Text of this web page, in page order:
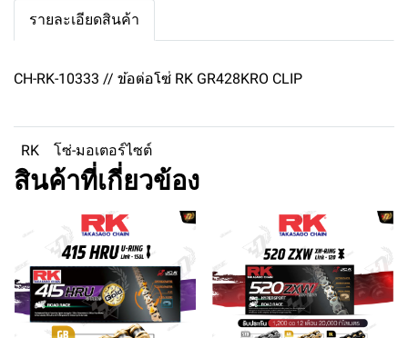
รายละเอียดสินค้า
CH-RK-10333 // ข้อต่อโซ่ RK GR428KRO CLIP
RK โซ่-มอเตอร์ไซต์
สินค้าที่เกี่ยวข้อง